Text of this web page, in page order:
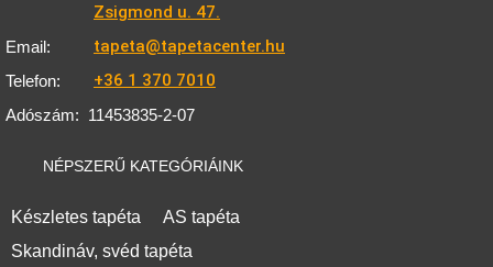
Zsigmond u. 47.
Email: tapeta@tapetacenter.hu
Telefon: +36 1 370 7010
Adószám: 11453835-2-07
NÉPSZERŰ KATEGÓRIÁINK
Készletes tapéta
AS tapéta
Skandináv, svéd tapéta